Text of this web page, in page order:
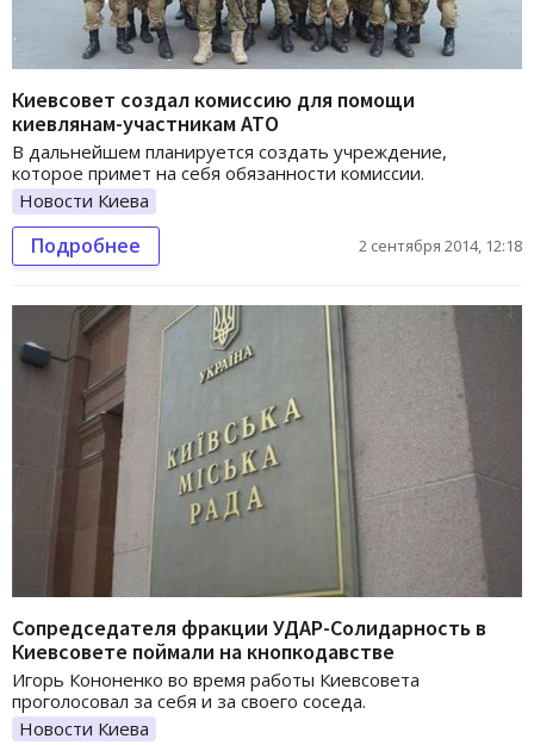
Киевсовет создал комиссию для помощи
киевлянам-участникам АТО
В дальнейшем планируется создать учреждение,
которое примет на себя обязанности комиссии.
Новости Киева
Подробнее 2 сентября 2014, 12:18
Сопредседателя фракции УДАР-Солидарность в
Киевсовете поймали на кнопкодавстве
Игорь Кононенко во время работы Киевсовета
проголосовал за себя и за своего соседа.
Новости Киева